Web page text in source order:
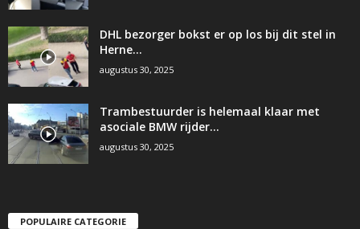
DHL bezorger bokst er op los bij dit stel in
Herne…
augustus 30, 2025
Trambestuurder is helemaal klaar met
asociale BMW rijder…
augustus 30, 2025
POPULAIRE CATEGORIE